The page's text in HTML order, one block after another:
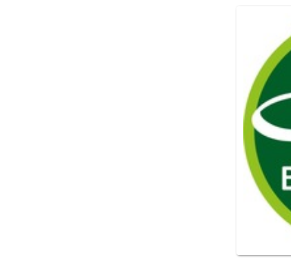
Google Analytics
Marketing
Google Ads
Google AdSense
Google
Die